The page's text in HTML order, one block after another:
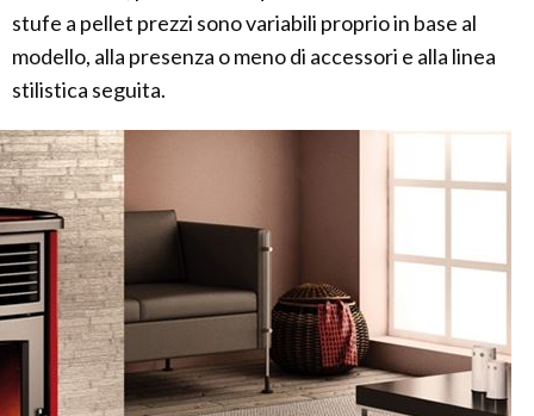
stufe a pellet prezzi sono variabili proprio in base al
modello, alla presenza o meno di accessori e alla linea
stilistica seguita.